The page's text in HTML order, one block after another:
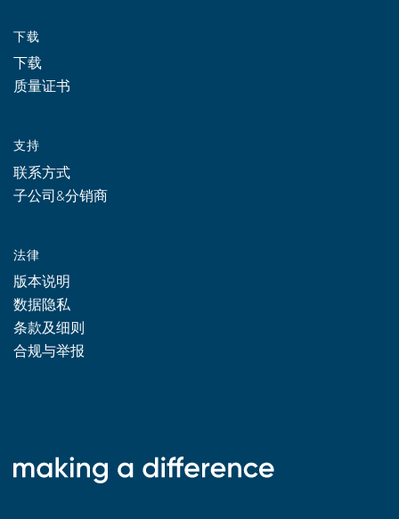
下载
下载
质量证书
支持
联系方式
子公司&分销商
法律
版本说明
数据隐私
条款及细则
合规与举报